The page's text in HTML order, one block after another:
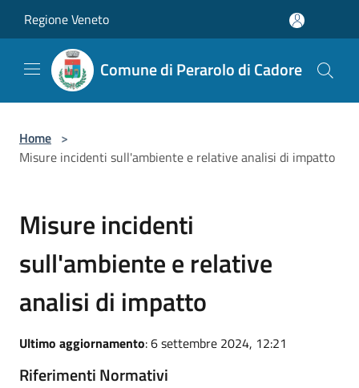
Regione Veneto
Comune di Perarolo di Cadore
Home >
Misure incidenti sull'ambiente e relative analisi di impatto
Misure incidenti
sull'ambiente e relative
analisi di impatto
Ultimo aggiornamento: 6 settembre 2024, 12:21
Riferimenti Normativi